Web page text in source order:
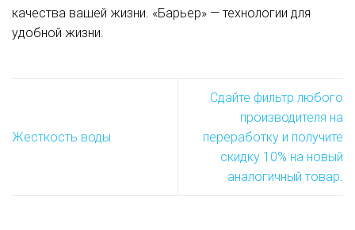
качества вашей жизни. «Барьер» — технологии для
удобной жизни.
Жесткость воды
Сдайте фильтр любого
производителя на
переработку и получите
скидку 10% на новый
аналогичный товар.